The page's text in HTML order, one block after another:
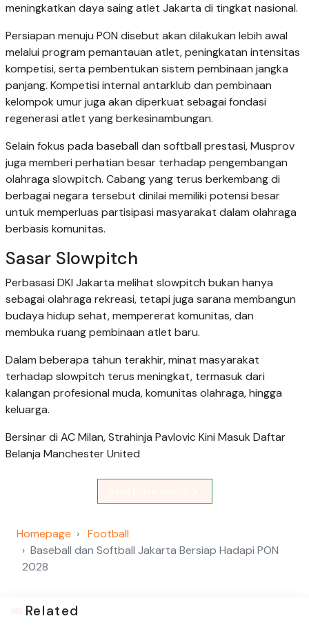
meningkatkan daya saing atlet Jakarta di tingkat nasional.
Persiapan menuju PON disebut akan dilakukan lebih awal
melalui program pemantauan atlet, peningkatan intensitas
kompetisi, serta pembentukan sistem pembinaan jangka
panjang. Kompetisi internal antarklub dan pembinaan
kelompok umur juga akan diperkuat sebagai fondasi
regenerasi atlet yang berkesinambungan.
Selain fokus pada baseball dan softball prestasi, Musprov
juga memberi perhatian besar terhadap pengembangan
olahraga slowpitch. Cabang yang terus berkembang di
berbagai negara tersebut dinilai memiliki potensi besar
untuk memperluas partisipasi masyarakat dalam olahraga
berbasis komunitas.
Sasar Slowpitch
Perbasasi DKI Jakarta melihat slowpitch bukan hanya
sebagai olahraga rekreasi, tetapi juga sarana membangun
budaya hidup sehat, mempererat komunitas, dan
membuka ruang pembinaan atlet baru.
Dalam beberapa tahun terakhir, minat masyarakat
terhadap slowpitch terus meningkat, termasuk dari
kalangan profesional muda, komunitas olahraga, hingga
keluarga.
Bersinar di AC Milan, Strahinja Pavlovic Kini Masuk Daftar
Belanja Manchester United
Homepage
Football
Baseball dan Softball Jakarta Bersiap Hadapi PON
2028
Related